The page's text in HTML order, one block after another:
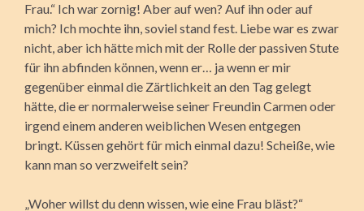
Frau.“ Ich war zornig! Aber auf wen? Auf ihn oder auf
mich? Ich mochte ihn, soviel stand fest. Liebe war es zwar
nicht, aber ich hätte mich mit der Rolle der passiven Stute
für ihn abfinden können, wenn er… ja wenn er mir
gegenüber einmal die Zärtlichkeit an den Tag gelegt
hätte, die er normalerweise seiner Freundin Carmen oder
irgend einem anderen weiblichen Wesen entgegen
bringt. Küssen gehört für mich einmal dazu! Scheiße, wie
kann man so verzweifelt sein?
„Woher willst du denn wissen, wie eine Frau bläst?“